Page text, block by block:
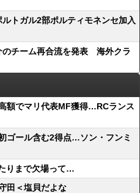
トガル2部ポルティモネンセ加入
のチーム再合流を発表 海外クラ
額でマリ代表MF獲得…RCランス
ゴール含む2得点…ソン・フンミ
りまで欠場って…
田＜塩貝だよな